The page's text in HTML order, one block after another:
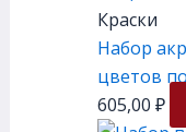
Краски
Набор
цветов
605,00 ₽